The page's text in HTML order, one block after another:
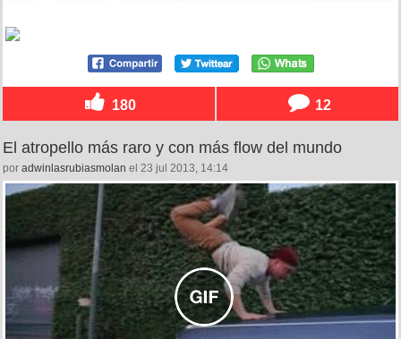
180 12
El atropello más raro y con más flow del mundo
por adwinlasrubiasmolan el 23 jul 2013, 14:14